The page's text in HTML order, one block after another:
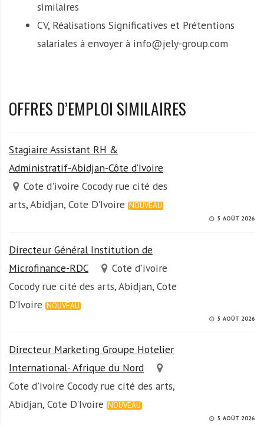
similaires
CV, Réalisations Significatives et Prétentions
salariales à envoyer à info@jely-group.com
OFFRES D’EMPLOI SIMILAIRES
Stagiaire Assistant RH &
Administratif-Abidjan-Côte d’Ivoire
Cote d'ivoire Cocody rue cité des
arts, Abidjan, Cote D'Ivoire NOUVEAU
5 AOÛT 2026
Directeur Général Institution de
Microfinance-RDC
Cote d'ivoire
Cocody rue cité des arts, Abidjan, Cote
D'Ivoire NOUVEAU
5 AOÛT 2026
Directeur Marketing Groupe Hotelier
International- Afrique du Nord
Cote d'ivoire Cocody rue cité des arts,
Abidjan, Cote D'Ivoire NOUVEAU
5 AOÛT 2026